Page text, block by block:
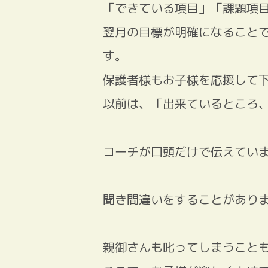
「できている項目」「課題
翌月の目標が明確になること
す。
保護者様もお子様を応援して
以前は、「出来ているところ
コーチが口頭だけで伝えてい
聞き間違いをすることがあり
親御さんも叱ってしまうこと